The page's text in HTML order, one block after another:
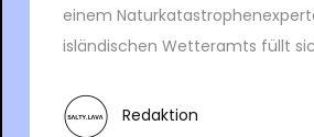
einem
isländischen Wetteramts füllt
Redaktion